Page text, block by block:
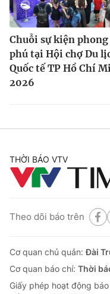
Chuỗi sự kiện phong
phú tại Hội chợ Du
Quốc tế TP Hồ Chí
2026
THỜI BÁO VTV
Theo dõi báo trên
Cơ quan chủ quản:Đài
Cơ quan báo chí: Thời
Giấy phép hoạt động